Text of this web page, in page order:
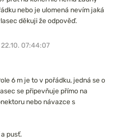
nebo je ulomená nevím jaká
děkuji že odpověď.
22.10. 07:44:07
6 m je to v pořádku, jedná se o
se připevňuje přímo na
nebo návazce s
pusť.